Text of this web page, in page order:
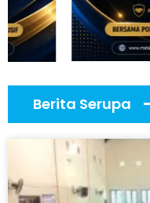
Berita Serupa